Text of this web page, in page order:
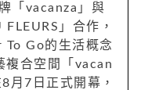
「vacanza」與
」合作，
Go的生活概念
複合空間「vacan
月7日正式開幕，